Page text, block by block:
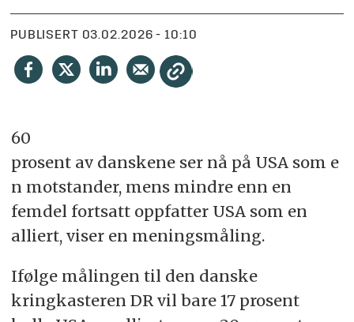
PUBLISERT 03.02.2026 - 10:10
60
prosent av danskene ser nå på USA som e
n motstander, mens mindre enn en
femdel fortsatt oppfatter USA som en
alliert, viser en meningsmåling.
Ifølge målingen til den danske
kringkasteren DR vil bare 17 prosent